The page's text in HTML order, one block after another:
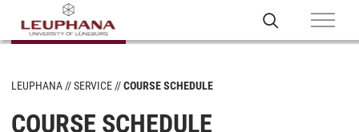
LEUPHANA SERVICE COURSE SCHEDULE
COURSE SCHEDULE